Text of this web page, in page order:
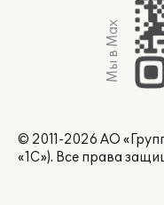
Мы в Max
© 2011-2026 АО
«1С»). Все права